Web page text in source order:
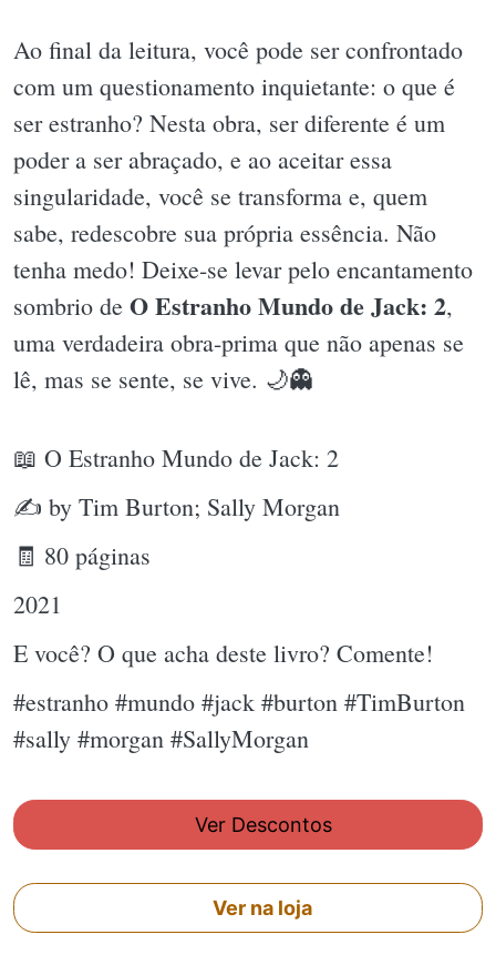
Ao final da leitura, você pode ser confrontado
com um questionamento inquietante: o que é
ser estranho? Nesta obra, ser diferente é um
poder a ser abraçado, e ao aceitar essa
singularidade, você se transforma e, quem
sabe, redescobre sua própria essência. Não
tenha medo! Deixe-se levar pelo encantamento
sombrio de O Estranho Mundo de Jack: 2,
uma verdadeira obra-prima que não apenas se
lê, mas se sente, se vive. 🌙👻
📖 O Estranho Mundo de Jack: 2
✍ by Tim Burton; Sally Morgan
🧾 80 páginas
2021
E você? O que acha deste livro? Comente!
#estranho #mundo #jack #burton #TimBurton
#sally #morgan #SallyMorgan
Ver Descontos
Ver na loja